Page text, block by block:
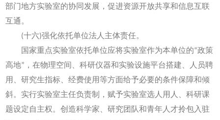
部门地方实验室的协同发展，促进资源开放共享和信息互联
互通。
(十六)强化依托单位法人主体责任。
国家重点实验室依托单位应将实验室作为本单位的“政策
高地”，在物理空间、科研仪器和实验设施平台搭建、人员聘
用、研究生指标、经费使用等方面给予必要的条件保障和倾
斜。实行实验室主任负责制，赋予实验室选人用人、科研课
题设定自主权。创造科学家、研究团队和青年人才拎包入驻